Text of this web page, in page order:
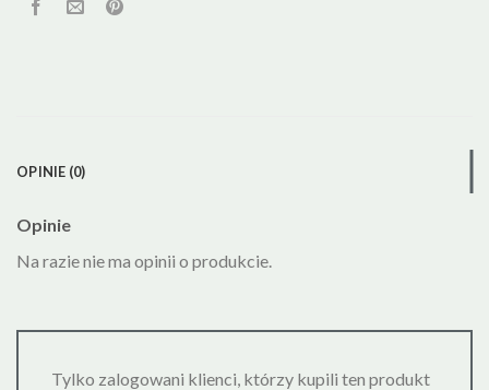
OPINIE (0)
Opinie
Na razie nie ma opinii o produkcie.
Tylko zalogowani klienci, którzy kupili ten produkt